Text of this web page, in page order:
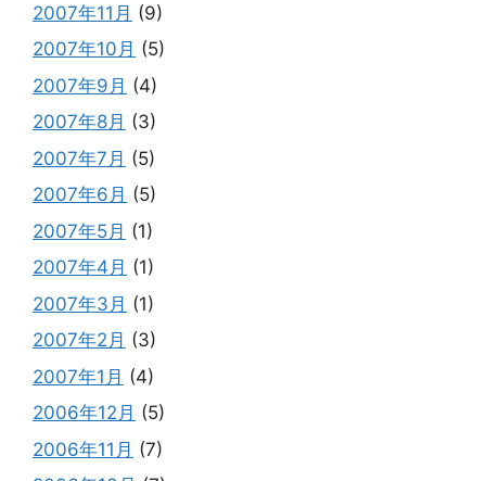
2007年11月 (9)
2007年10月 (5)
2007年9月 (4)
2007年8月 (3)
2007年7月 (5)
2007年6月 (5)
2007年5月 (1)
2007年4月 (1)
2007年3月 (1)
2007年2月 (3)
2007年1月 (4)
2006年12月 (5)
2006年11月 (7)